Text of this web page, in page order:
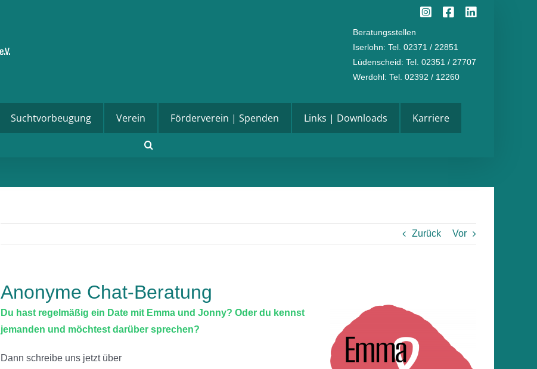
Instagram
Facebook
Beratungsstellen
Iserlohn: Tel. 02371 / 22851
Lüdenscheid: Tel. 02351 / 27707
Werdohl: Tel. 02392 / 12260
Suchtvorbeugung Verein Förderverein | Spenden Links | Downloads Karriere
Zurück Vor
Anonyme Chat-Beratung
Du hast regelmäßig ein Date mit Emma und Jonny? Oder du kennst
jemanden und möchtest darüber sprechen?
Dann schreibe uns jetzt über